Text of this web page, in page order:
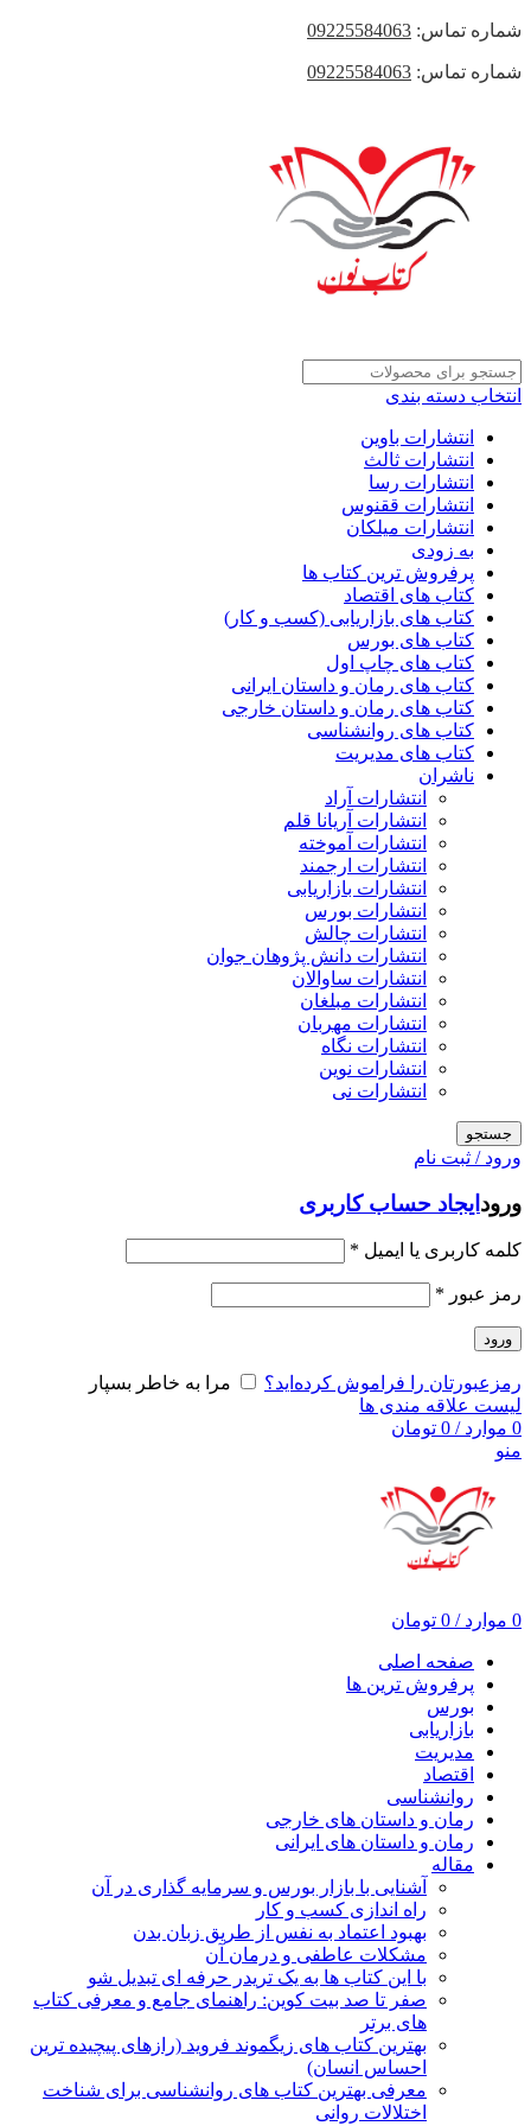
شماره تماس: 09225584063
شماره تماس: 09225584063
انتخاب دسته بندی
انتشارات باوین
انتشارات ثالث
انتشارات رسا
انتشارات ققنوس
انتشارات میلکان
به زودی
پرفروش ترین کتاب ها
کتاب های اقتصاد
کتاب های بازاریابی (کسب و کار)
کتاب های بورس
کتاب های چاپ اول
کتاب های رمان و داستان ایرانی
کتاب های رمان و داستان خارجی
کتاب های روانشناسی
کتاب های مدیریت
ناشران
انتشارات آراد
انتشارات آریانا قلم
انتشارات آموخته
انتشارات ارجمند
انتشارات بازاریابی
انتشارات بورس
انتشارات چالش
انتشارات دانش پژوهان جوان
انتشارات ساوالان
انتشارات مبلغان
انتشارات مهربان
انتشارات نگاه
انتشارات نوین
انتشارات نی
جستجو
ورود / ثبت نام
ورود ایجاد حساب کاربری
کلمه کاربری یا ایمیل *
رمز عبور *
ورود
رمزعبورتان را فراموش کرده‌اید؟
مرا به خاطر بسپار
لیست علاقه مندی ها
0 موارد /
0 تومان
منو
0 موارد /
0 تومان
صفحه اصلی
پرفروش ترین ها
بورس
بازاریابی
مدیریت
اقتصاد
روانشناسی
رمان و داستان های خارجی
رمان و داستان های ایرانی
مقاله
آشنایی با بازار بورس و سرمایه گذاری در آن
راه اندازی کسب و کار
بهبود اعتماد به نفس از طریق زبان بدن
مشکلات عاطفی و درمان آن
با این کتاب ها به یک تریدر حرفه ای تبدیل شو
صفر تا صد بیت کوین: راهنمای جامع و معرفی کتاب
های برتر
بهترین کتاب های زیگموند فروید (رازهای پیچیده ترین
احساس انسان)
معرفی بهترین کتاب های روانشناسی برای شناخت
اختلالات روانی